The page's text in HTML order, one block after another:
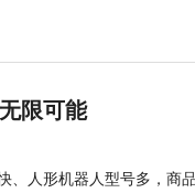
限可能
、人形机器人型号多，